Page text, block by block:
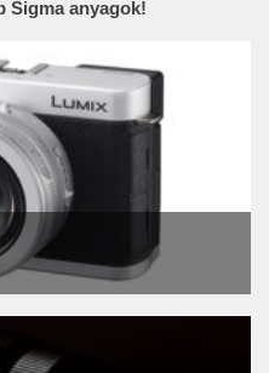
Sigma anyagok!